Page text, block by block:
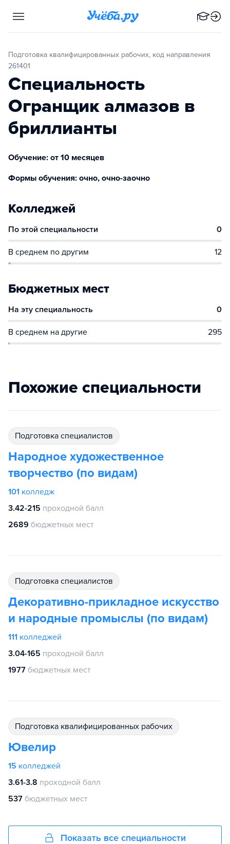
Подготовка квалифицированных рабочих, код направления
261401
Специальность
Огранщик алмазов в
бриллианты
Обучение: от 10 месяцев
Формы обучения: очно, очно-заочно
Колледжей
По этой специальности 0
В среднем по другим 12
Бюджетных мест
На эту специальность 0
В среднем на другие 295
Похожие специальности
подготовка специалистов
Народное художественное
творчество (по видам)
101 колледж
3.42-215 проходной балл
2689 бюджетных мест
подготовка специалистов
Декоративно-прикладное искусство
и народные промыслы (по видам)
111 колледжей
3.04-165 проходной балл
1977 бюджетных мест
подготовка квалифицированных рабочих
Ювелир
15 колледжей
3.61-3.8 проходной балл
537 бюджетных мест
Показать все специальности